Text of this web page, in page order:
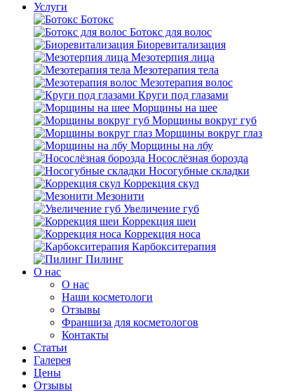
Услуги
Ботокс
Ботокс для волос
Биоревитализация
Мезотерпия лица
Мезотерапия тела
Мезотерапия волос
Круги под глазами
Морщины на шее
Морщины вокруг губ
Морщины вокруг глаз
Морщины на лбу
Носослёзная борозда
Носогубные складки
Коррекция скул
Мезонити
Увеличение губ
Коррекция шеи
Коррекция носа
Карбокситерапия
Пилинг
O нас
O нас
Наши косметологи
Отзывы
Франшиза для косметологов
Контакты
Статьи
Галерея
Цены
Отзывы